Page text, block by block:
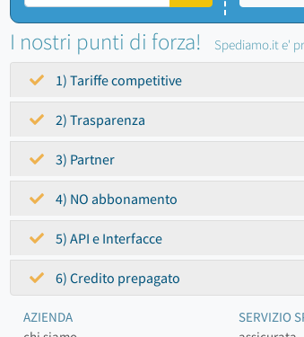
I nostri punti di forza! Spediamo.it e'
1) Tariffe competitive
2) Trasparenza
3) Partner
4) NO abbonamento
5) API e Interfacce
6) Credito prepagato
AZIENDA
SERVIZIO